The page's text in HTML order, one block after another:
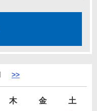
>>
木 金
土